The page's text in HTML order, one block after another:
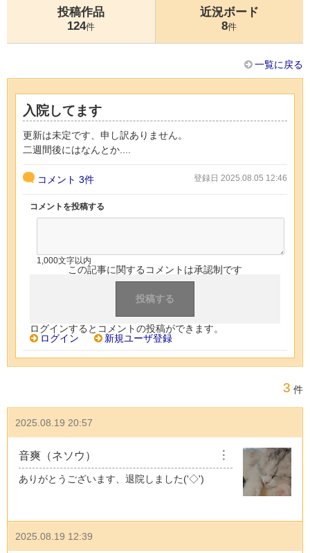
投稿作品
124件
近況ボード
8件
一覧に戻る
入院してます
更新は未定です、申し訳ありません。
二週間後にはなんとか....
コメント 3件 登録日 2025.08.05 12:46
コメントを投稿する
1,000文字以内
この記事に関するコメントは承認制です
ログインするとコメントの投稿ができます。
ログイン
新規ユーザ登録
3 件
2025.08.19 20:57
音爽（ネソウ） ︙
ありがとうございます、退院しました('◇')ゞ
2025.08.19 12:39